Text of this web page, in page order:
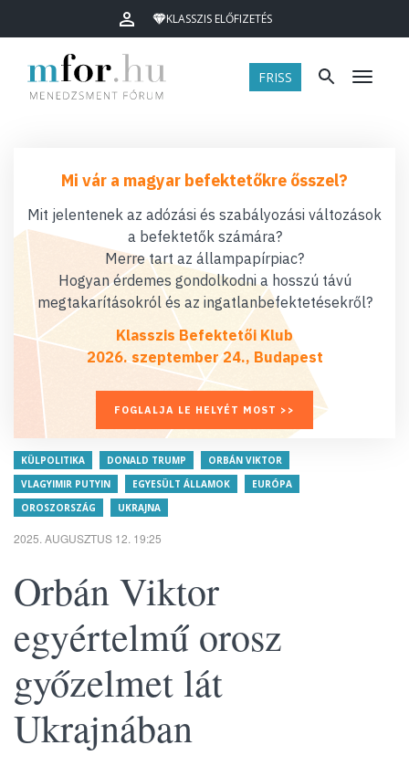
KLASSZIS ELŐFIZETÉS
FRISS Menü
Mi vár a magyar befektetőkre ősszel?
Mit jelentenek az adózási és szabályozási változások
a befektetők számára?
Merre tart az állampapírpiac?
Hogyan érdemes gondolkodni a hosszú távú
megtakarításokról és az ingatlanbefektetésekről?
Klasszis Befektetői Klub
2026. szeptember 24., Budapest
FOGLALJA LE HELYÉT MOST >>
KÜLPOLITIKA DONALD TRUMP
ORBÁN VIKTOR
VLAGYIMIR PUTYIN
EGYESÜLT ÁLLAMOK
EURÓPA
OROSZORSZÁG
UKRAJNA
2025. AUGUSZTUS 12. 19:25
Orbán Viktor
egyértelmű orosz
győzelmet lát
Ukrajnában